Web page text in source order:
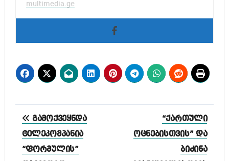
multimedia.ge
პოსტის
ნავიგაცია
გამოქვეყნდა
ტელეკომპანია
“ფორმულის”
“ქართული
ოცნებისთვის” და
ბიძინა